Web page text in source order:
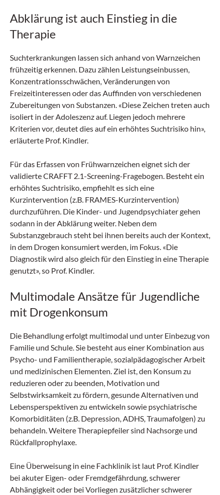
Osteoporose? Und wann kann eine gezielte
Supplementierung sinnvoll sein? All das erfahren
Sie in praxisnahen Fachtexten, einer Kasuistik
Projekt wurde in Zusammenarbeit mit Dr. Erwin
Grüter, Leitender Arzt Nephrologie und Dialyse
am Kantonsspital Baden, erstellt. Wir wünschen
Abklärung ist auch Einstieg in die
Therapie
Suchterkrankungen lassen sich anhand von Warnzeichen
frühzeitig erkennen. Dazu zählen Leistungseinbussen,
Konzentrationsschwächen, Veränderungen von
Freizeitinteressen oder das Auffinden von verschiedenen
Zubereitungen von Substanzen. «Diese Zeichen treten auch
isoliert in der Adoleszenz auf. Liegen jedoch mehrere
Kriterien vor, deutet dies auf ein erhöhtes Suchtrisiko hin»,
erläuterte Prof. Kindler.
Für das Erfassen von Frühwarnzeichen eignet sich der
validierte CRAFFT 2.1-Screening-Fragebogen. Besteht ein
erhöhtes Suchtrisiko, empfiehlt es sich eine
Kurzintervention (z.B. FRAMES-Kurzintervention)
durchzuführen. Die Kinder- und Jugendpsychiater gehen
sodann in der Abklärung weiter. Neben dem
Substanzgebrauch steht bei ihnen bereits auch der Kontext,
in dem Drogen konsumiert werden, im Fokus. «Die
Diagnostik wird also gleich für den Einstieg in eine Therapie
genutzt», so Prof. Kindler.
Multimodale Ansätze für Jugendliche
mit Drogenkonsum
Die Behandlung erfolgt multimodal und unter Einbezug von
Familie und Schule. Sie besteht aus einer Kombination aus
Psycho- und Familientherapie, sozialpädagogischer Arbeit
und medizinischen Elementen. Ziel ist, den Konsum zu
reduzieren oder zu beenden, Motivation und
Selbstwirksamkeit zu fördern, gesunde Alternativen und
Lebensperspektiven zu entwickeln sowie psychiatrische
Komorbiditäten (z.B. Depression, ADHS, Traumafolgen) zu
behandeln. Weitere Therapiepfeiler sind Nachsorge und
Rückfallprophylaxe.
Eine Überweisung in eine Fachklinik ist laut Prof. Kindler
bei akuter Eigen- oder Fremdgefährdung, schwerer
Abhängigkeit oder bei Vorliegen zusätzlicher schwerer